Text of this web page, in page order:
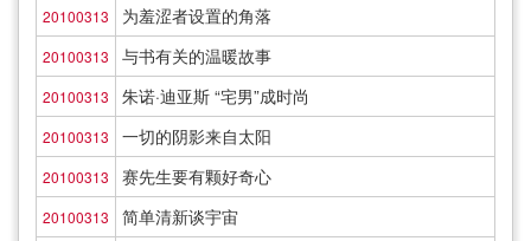
20100313 为羞涩者设置的角落
20100313 与书有关的温暖故事
20100313 朱诺·迪亚斯 “宅男”成时尚
20100313 一切的阴影来自太阳
20100313 赛先生要有颗好奇心
20100313 简单清新谈宇宙